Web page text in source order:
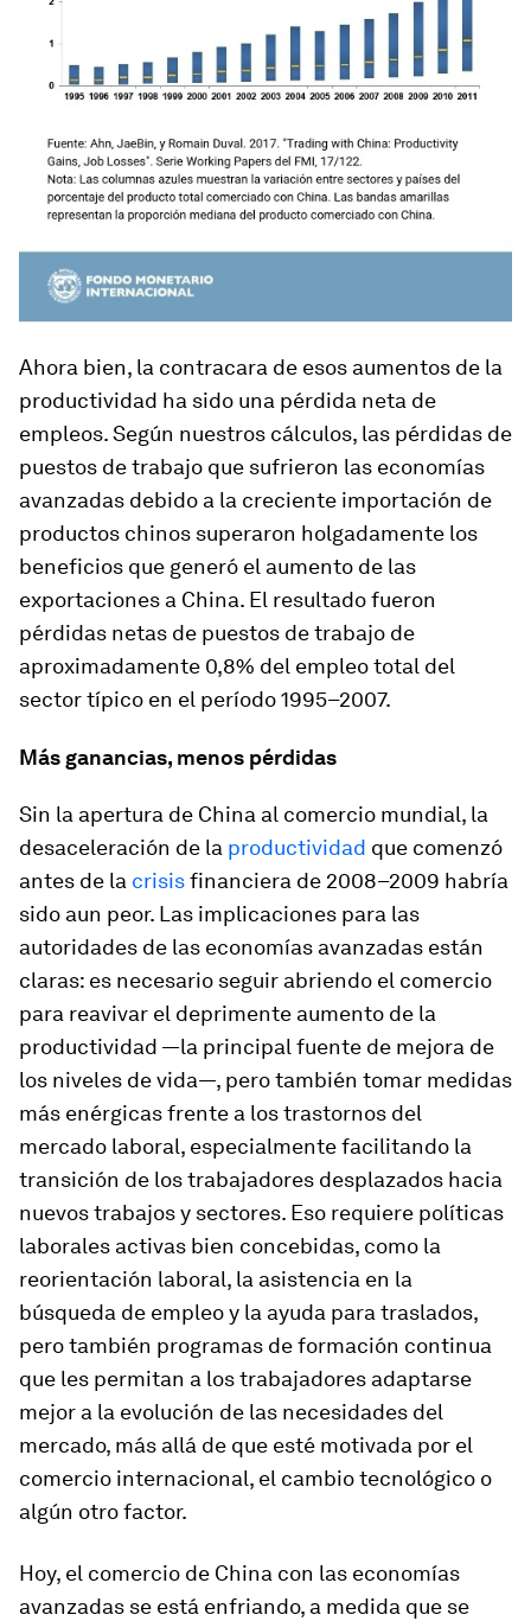
Ahora bien, la contracara de esos aumentos de la
productividad ha sido una pérdida neta de
empleos. Según nuestros cálculos, las pérdidas de
puestos de trabajo que sufrieron las economías
avanzadas debido a la creciente importación de
productos chinos superaron holgadamente los
beneficios que generó el aumento de las
exportaciones a China. El resultado fueron
pérdidas netas de puestos de trabajo de
aproximadamente 0,8% del empleo total del
sector típico en el período 1995–2007.
Más ganancias, menos pérdidas
Sin la apertura de China al comercio mundial, la
desaceleración de la productividad que comenzó
antes de la crisisfinanciera de 2008–2009 habría
sido aun peor. Las implicaciones para las
autoridades de las economías avanzadas están
claras: es necesario seguir abriendo el comercio
para reavivar el deprimente aumento de la
productividad —la principal fuente de mejora de
los niveles de vida—, pero también tomar medidas
más enérgicas frente a los trastornos del
mercado laboral, especialmente facilitando la
transición de los trabajadores desplazados hacia
nuevos trabajos y sectores. Eso requiere políticas
laborales activas bien concebidas, como la
reorientación laboral, la asistencia en la
búsqueda de empleo y la ayuda para traslados,
pero también programas de formación continua
que les permitan a los trabajadores adaptarse
mejor a la evolución de las necesidades del
mercado, más allá de que esté motivada por el
comercio internacional, el cambio tecnológico o
algún otro factor.
Hoy, el comercio de China con las economías
avanzadas se está enfriando, a medida que se